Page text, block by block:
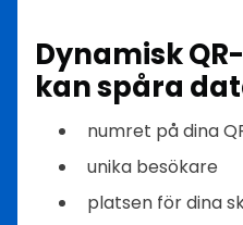
Dynamisk
kan spåra
numret på dina
unika besökare
platsen för dina